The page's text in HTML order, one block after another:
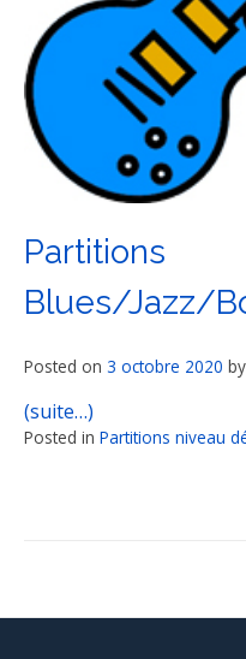
Partitions
Blues/Jazz/
Posted on 3 octobre 2020 by
(suite…)
Posted in Partitions niveau